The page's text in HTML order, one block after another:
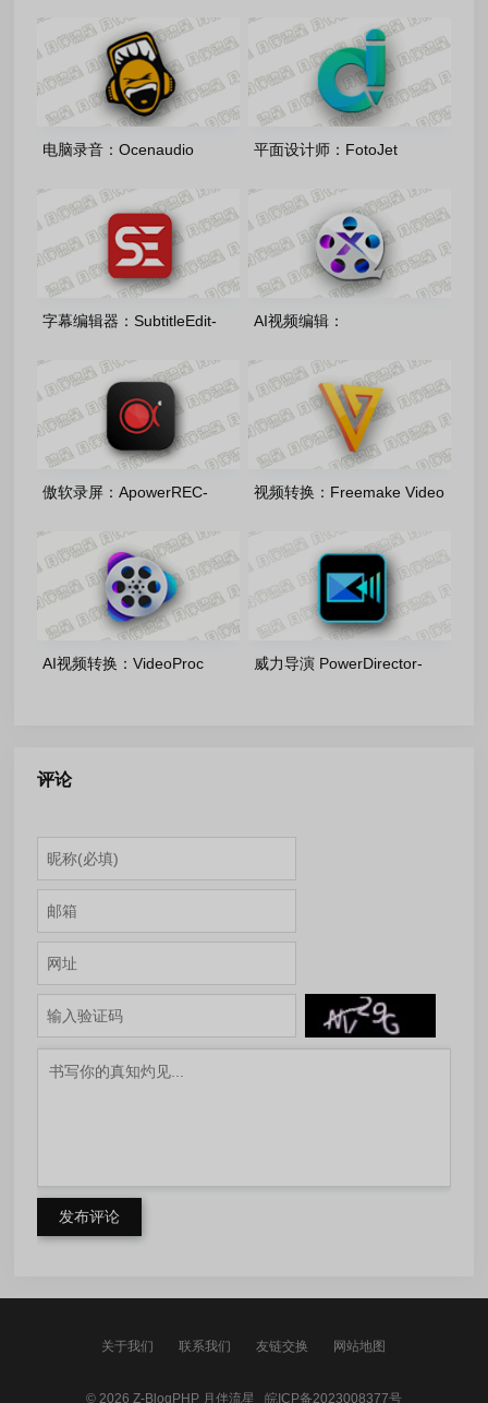
电脑录音：Ocenaudio
装版/绿色版
平面设计师：FotoJet
字幕编辑器：SubtitleEdit-
AI视频编辑：
便携版
傲软录屏：ApowerREC-
视频转换：Freemake Video
版
AI视频转换：VideoProc
威力导演 PowerDirector-
评论
发布评论
关于我们 联系我们 友链交换 网站地图
© 2026 Z-BlogPHP月伴流星 皖ICP备2023008377号